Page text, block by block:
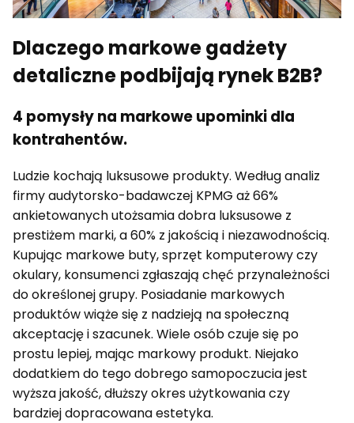
Dlaczego markowe gadżety
detaliczne podbijają rynek B2B?
4 pomysły na markowe upominki dla
kontrahentów.
Ludzie kochają luksusowe produkty. Według analiz
firmy audytorsko-badawczej KPMG aż 66%
ankietowanych utożsamia dobra luksusowe z
prestiżem marki, a 60% z jakością i niezawodnością.
Kupując markowe buty, sprzęt komputerowy czy
okulary, konsumenci zgłaszają chęć przynależności
do określonej grupy. Posiadanie markowych
produktów wiąże się z nadzieją na społeczną
akceptację i szacunek. Wiele osób czuje się po
prostu lepiej, mając markowy produkt. Niejako
dodatkiem do tego dobrego samopoczucia jest
wyższa jakość, dłuższy okres użytkowania czy
bardziej dopracowana estetyka.